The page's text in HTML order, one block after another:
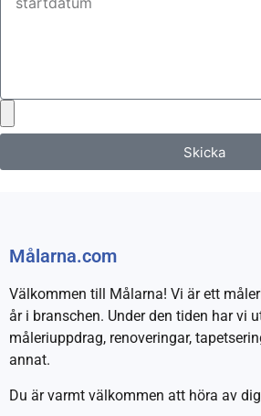
Skicka
Målarna.com
Välkommen till Målarna! Vi är ett
år i branschen. Under den tiden har vi
måleriuppdrag, renoveringar,
annat.
Du är varmt välkommen att höra av